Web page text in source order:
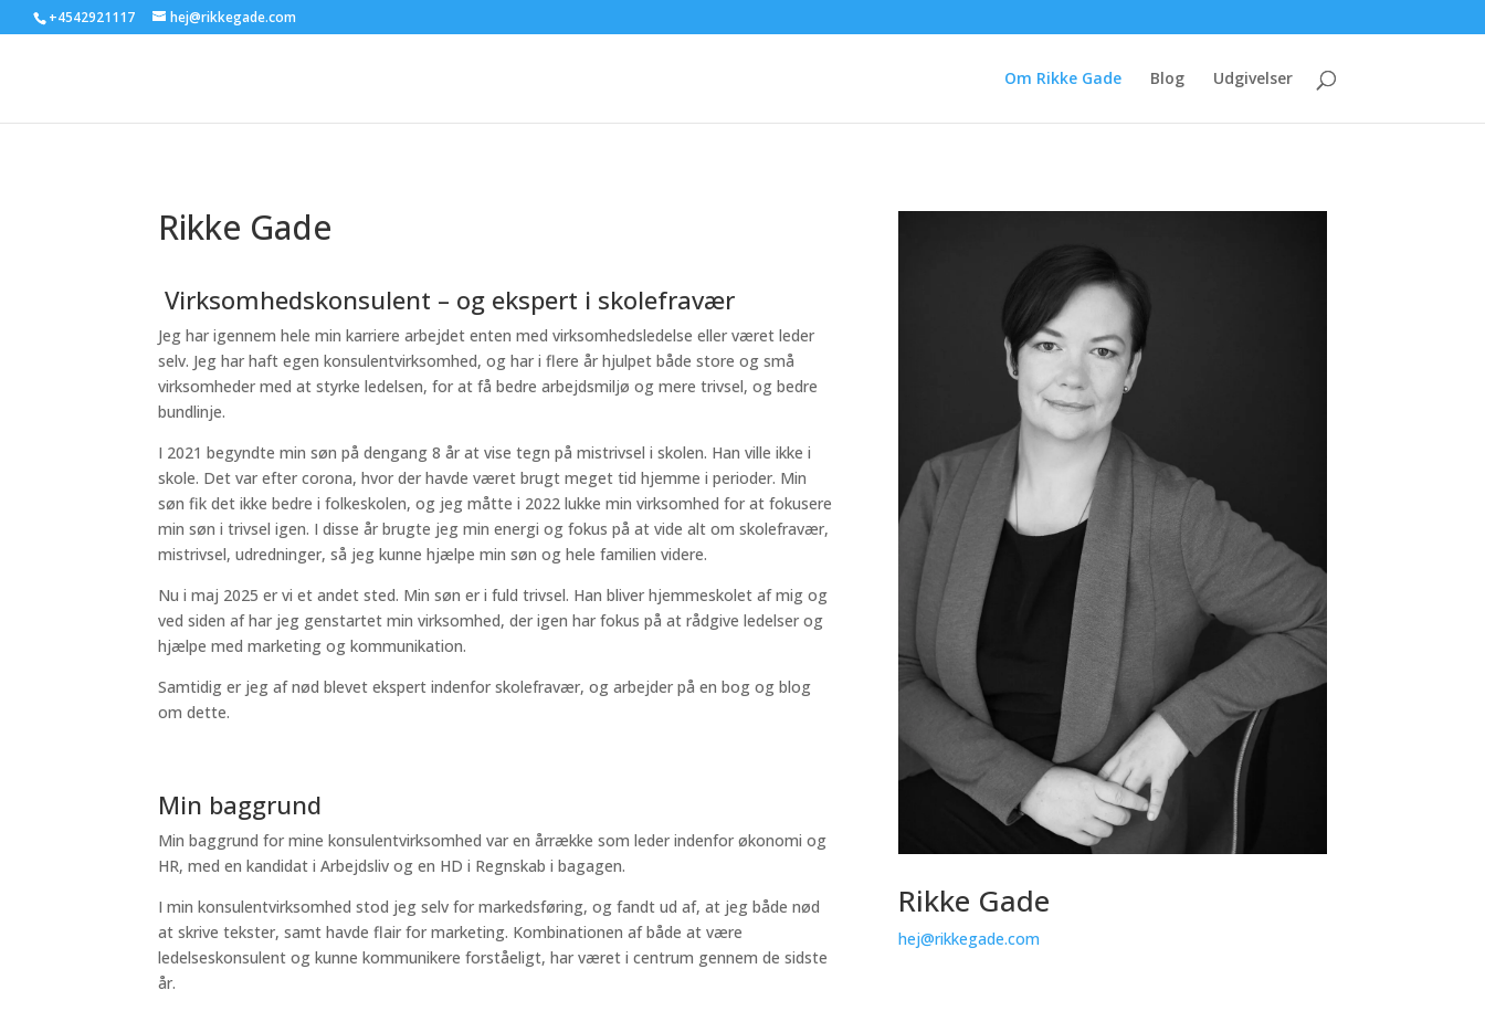
+4542921117 hej@rikkegade.com
Om Rikke Gade Blog Udgivelser
Rikke Gade
Virksomhedskonsulent – og ekspert i skolefravær
Jeg har igennem hele min karriere arbejdet enten med virksomhedsledelse eller været leder
selv. Jeg har haft egen konsulentvirksomhed, og har i flere år hjulpet både store og små
virksomheder med at styrke ledelsen, for at få bedre arbejdsmiljø og mere trivsel, og bedre
bundlinje.
I 2021 begyndte min søn på dengang 8 år at vise tegn på mistrivsel i skolen. Han ville ikke i
skole. Det var efter corona, hvor der havde været brugt meget tid hjemme i perioder. Min
søn fik det ikke bedre i folkeskolen, og jeg måtte i 2022 lukke min virksomhed for at fokusere
min søn i trivsel igen. I disse år brugte jeg min energi og fokus på at vide alt om skolefravær,
mistrivsel, udredninger, så jeg kunne hjælpe min søn og hele familien videre.
Nu i maj 2025 er vi et andet sted. Min søn er i fuld trivsel. Han bliver hjemmeskolet af mig og
ved siden af har jeg genstartet min virksomhed, der igen har fokus på at rådgive ledelser og
hjælpe med marketing og kommunikation.
Samtidig er jeg af nød blevet ekspert indenfor skolefravær, og arbejder på en bog og blog
om dette.
Min baggrund
Min baggrund for mine konsulentvirksomhed var en årrække som leder indenfor økonomi og
HR, med en kandidat i Arbejdsliv og en HD i Regnskab i bagagen.
I min konsulentvirksomhed stod jeg selv for markedsføring, og fandt ud af, at jeg både nød
at skrive tekster, samt havde flair for marketing. Kombinationen af både at være
ledelseskonsulent og kunne kommunikere forståeligt, har været i centrum gennem de sidste
år.
Rikke Gade
hej@rikkegade.com